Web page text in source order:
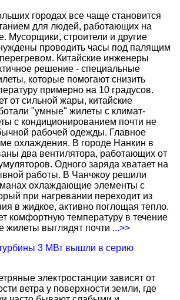
городах все чаще становится
для людей, работающих на
Мусорщики, строители и другие
проводить часы под палящим
Китайские инженеры
решение - специальные
которые помогают снизить
примерно на 10 градусов.
от сильной жары, китайские
"умные" жилеты с климат-
с кондиционированием почти не
рабочей одежды. Главное
охлаждения. В городе Нанкин в
два вентилятора, работающих от
Одного заряда хватает на
работы. В Чанчжоу решили
охлаждающие элементы с
при нагревании переходит из
в жидкое, активно поглощая тепло.
комфортную температуру в течение
жилеты выглядят почти ...>>
3 МВт вышли в серию
электростанции зависят от
ветра у поверхности земли, где